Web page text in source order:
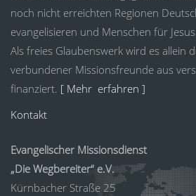
noch nicht erreichten Regionen
evangelisieren und Menschen für
Als freies Glaubenswerk wird es allein
verbundener Missionsfreunde aus
finanziert. [ Mehr erfahren ]
Kontakt
Evangelischer Missionsdienst
„Die Wegbereiter“ e.V.
Kürnbacher Straße 25